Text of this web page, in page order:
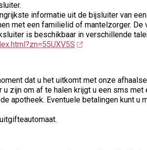
informatie uit de bijsluiter van
met een familielid of mantelzorger. De
is beschikbaar in verschillende
dat u het uitkomt met onze
zijn om af te halen krijgt u een sms met
apotheek. Eventuele betalingen kunt u